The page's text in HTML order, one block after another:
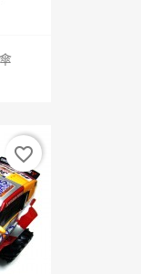
favorite_border